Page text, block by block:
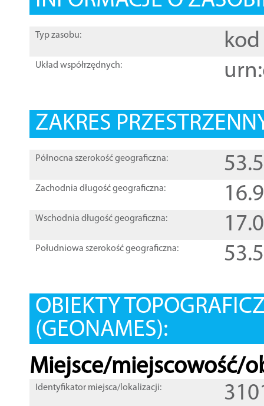
Typ zasobu: kod
Układ współrzędnych:
ZAKRES
Północna szerokość geograficzna:
Zachodnia długość geograficzna:
Wschodnia długość geograficzna:
Południowa szerokość geograficzna:
OBIEKTY
(GEONAMES):
Miejsce/miejscowość/
Identyfikator miejsca/lokalizacji: